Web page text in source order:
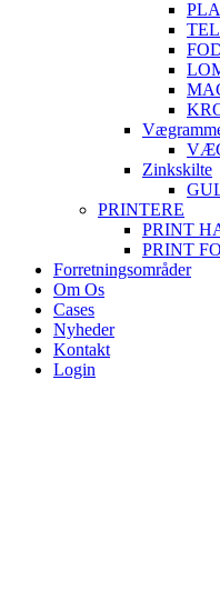
Zinkskilte
PRINTERE
PRINT
PRINT
Forretningsområder
Om Os
Cases
Nyheder
Kontakt
Login